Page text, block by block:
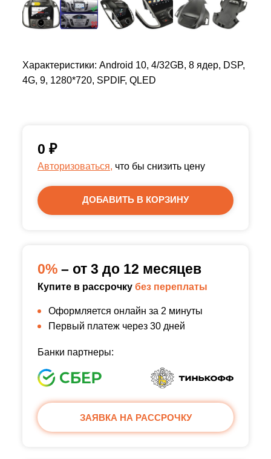
Характеристики: Android 10, 4/32GB, 8 ядер, DSP,
4G, 9, 1280*720, SPDIF, QLED
0 ₽
Авторизоваться, что бы снизить цену
ДОБАВИТЬ В КОРЗИНУ
0% – от 3 до 12 месяцев
Купите в рассрочку без переплаты
Оформляется онлайн за 2 минуты
Первый платеж через 30 дней
Банки партнеры:
ЗАЯВКА НА РАССРОЧКУ